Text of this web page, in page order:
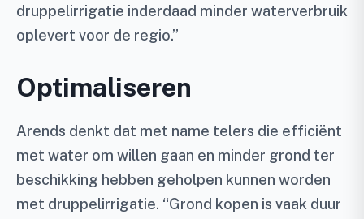
druppelirrigatie inderdaad minder waterverbruik
oplevert voor de regio.”
Optimaliseren
Arends denkt dat met name telers die efficiënt
met water om willen gaan en minder grond ter
beschikking hebben geholpen kunnen worden
met druppelirrigatie. “Grond kopen is vaak duur